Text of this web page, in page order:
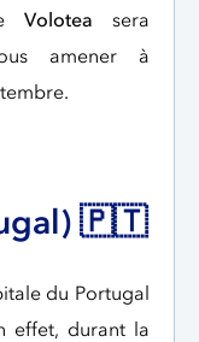
Volotea sera
amener à
🇵🇹
du Portugal
effet, durant la